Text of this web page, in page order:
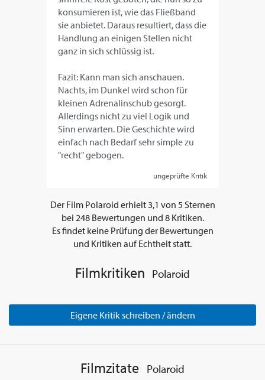
konsumieren ist, wie das Fließband
sie anbietet. Daraus resultiert, dass die
Handlung an einigen Stellen nicht
ganz in sich schlüssig ist.
Fazit: Kann man sich anschauen.
Nachts, im Dunkel wird schon für
kleinen Adrenalinschub gesorgt.
Allerdings nicht zu viel Logik und
Sinn erwarten. Die Geschichte wird
einfach nach Bedarf sehr simple zu
"recht" gebogen.
ungeprüfte Kritik
Der Film Polaroid erhielt 3,1 von 5Sternen
bei 248Bewertungen und 8Kritiken.
Es findet keine Prüfung der Bewertungen
und Kritiken auf Echtheit statt.
Filmkritiken Polaroid
Eigene Kritik schreiben / ändern
Filmzitate Polaroid